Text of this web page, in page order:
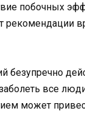
побочных
безупречно
все
может